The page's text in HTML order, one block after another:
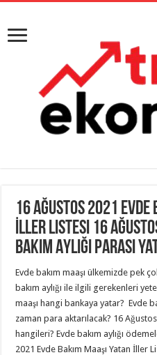
16 Ağustos 2021 Evde
İller Listesi 16
Bakım Aylığı Parası
Evde bakım maaşı ülkemizde pek
bakım aylığı ile ilgili gerekenleri
maaşı hangi bankaya yatar? Evde
zaman para aktarılacak? 16
hangileri? Evde bakım aylığı
2021 Evde Bakım Maaşı Yatan